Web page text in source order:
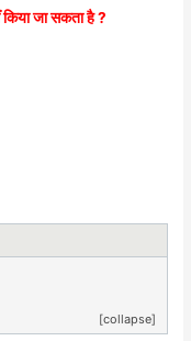
जा सकता है ?
[collapse]